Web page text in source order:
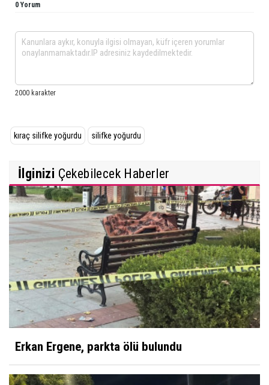
0 Yorum
kıraç silifke yoğurdu silifke yoğurdu
İlginizi Çekebilecek Haberler
Erkan Ergene, parkta ölü bulundu